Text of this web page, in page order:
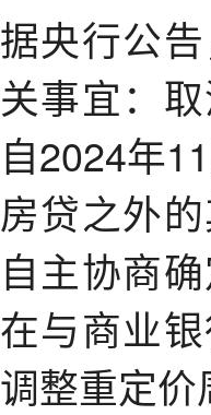
据央行公
关事宜：
自2024年
房贷之外
自主协商
在与商业
调整重定价